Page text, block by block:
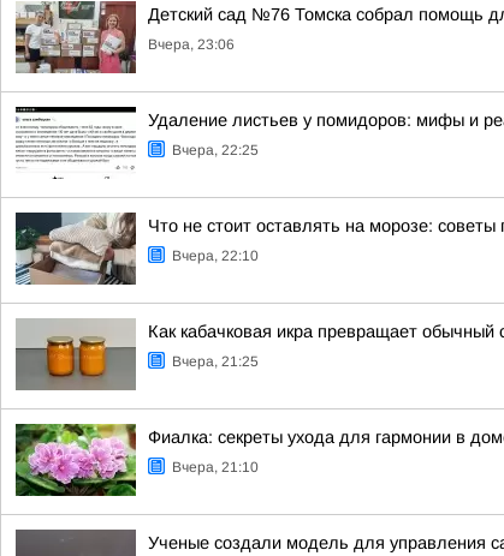
Детский сад №76 Томска собрал помощь
Вчера, 23:06
Удаление листьев у помидоров: мифы и
Вчера, 22:25
Что не стоит оставлять на морозе: советы
Вчера, 22:10
Как кабачковая икра превращает
Вчера, 21:25
Фиалка: секреты ухода для гармонии в
Вчера, 21:10
Ученые создали модель для управления